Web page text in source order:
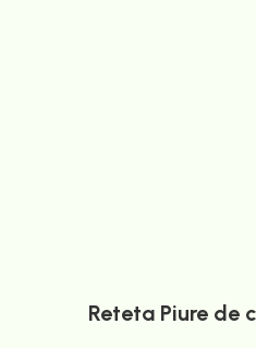
Reteta Piure de